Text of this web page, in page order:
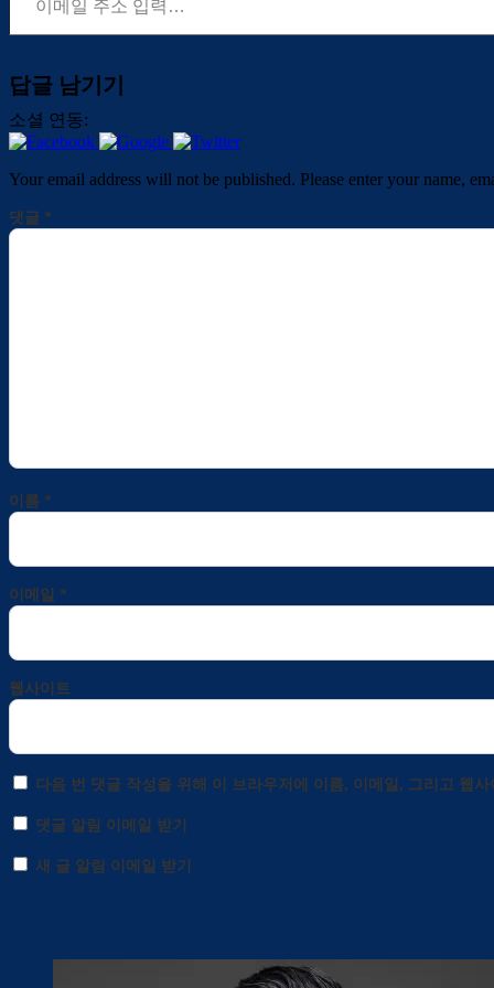
답글 남기기
소셜 연동:
Your email address will not be published. Please enter your name,
댓글 *
이름 *
이메일 *
웹사이트
다음 번 댓글 작성을 위해 이 브라우저에 이름, 이메일, 그리고 웹
댓글 알림 이메일 받기
새 글 알림 이메일 받기